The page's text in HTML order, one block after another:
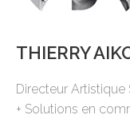
THIERRY
Directeur Artistique
+ Solutions en